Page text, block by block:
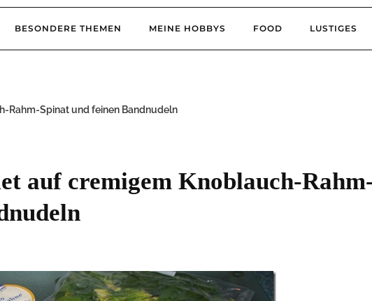
BESONDERE THEMEN MEINE HOBBYS FOOD LUSTIGES
auf cremigem Knoblauch-